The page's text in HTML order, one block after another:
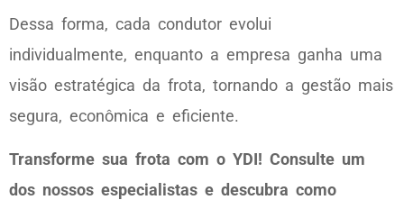
Dessa forma, cada condutor evolui
individualmente, enquanto a empresa ganha uma
visão estratégica da frota, tornando a gestão mais
segura, econômica e eficiente.
Transforme sua frota com o YDI! Consulte um
dos nossos especialistas e descubra como